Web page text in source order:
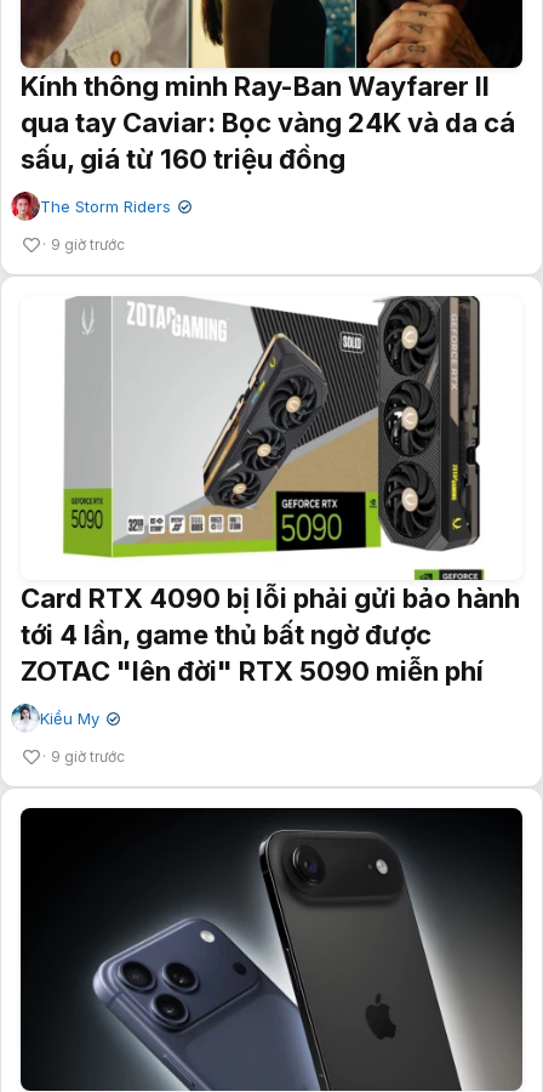
Kính thông minh Ray-Ban Wayfarer II
qua tay Caviar: Bọc vàng 24K và da cá
sấu, giá từ 160 triệu đồng
The Storm Riders ✔
9 giờ trước
Card RTX 4090 bị lỗi phải gửi bảo hành
tới 4 lần, game thủ bất ngờ được
ZOTAC "lên đời" RTX 5090 miễn phí
Kiều My ✔
9 giờ trước